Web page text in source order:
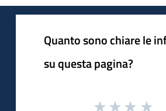
Quanto sono chiare le
su questa pagina?